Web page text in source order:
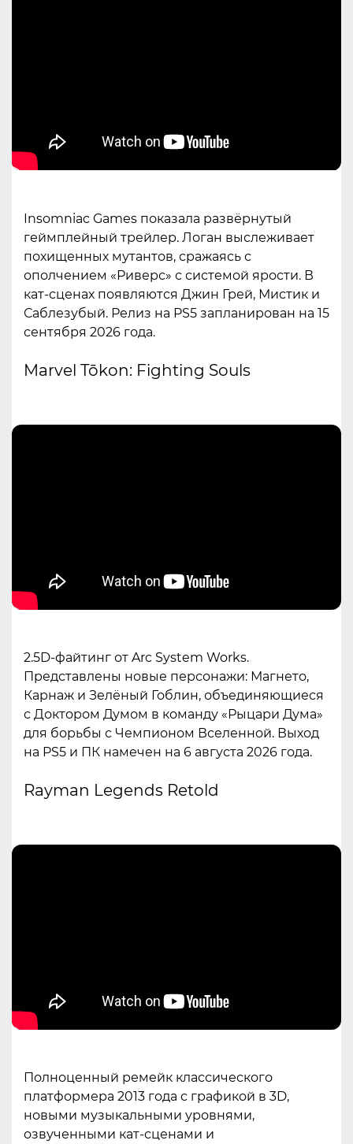
Insomniac Games показала развёрнутый
геймплейный трейлер. Логан выслеживает
похищенных мутантов, сражаясь с
ополчением «Риверс» с системой ярости. В
кат-сценах появляются Джин Грей, Мистик и
Саблезубый. Релиз на PS5 запланирован на 15
сентября 2026 года.
Marvel Tōkon: Fighting Souls
2.5D-файтинг от Arc System Works.
Представлены новые персонажи: Магнето,
Карнаж и Зелёный Гоблин, объединяющиеся
с Доктором Думом в команду «Рыцари Дума»
для борьбы с Чемпионом Вселенной. Выход
на PS5 и ПК намечен на 6 августа 2026 года.
Rayman Legends Retold
Полноценный ремейк классического
платформера 2013 года с графикой в 3D,
новыми музыкальными уровнями,
озвученными кат-сценами и